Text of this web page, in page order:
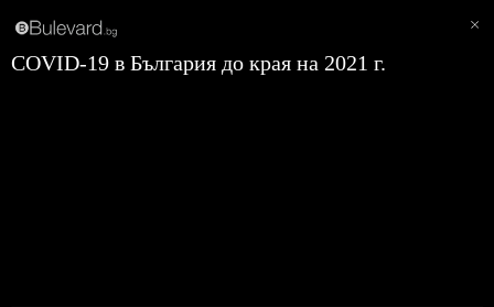
COVID-19 в България до края на 2021 г.